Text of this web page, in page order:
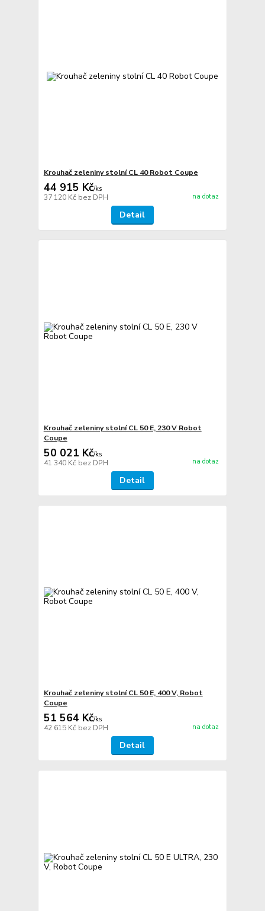
Krouhač zeleniny stolní CL 40 Robot Coupe
44 915 Kč/ks
37 120 Kč bez DPH na dotaz
Detail
Krouhač zeleniny stolní CL 50 E, 230 V Robot
Coupe
50 021 Kč/ks
41 340 Kč bez DPH na dotaz
Detail
Krouhač zeleniny stolní CL 50 E, 400 V, Robot
Coupe
51 564 Kč/ks
42 615 Kč bez DPH na dotaz
Detail